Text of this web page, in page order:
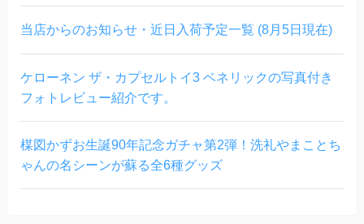
当店からのお知らせ・近日入荷予定一覧 (8月5日現在)
ケローネン ザ・カプセルトイ3 ベネリックの写真付き
フォトレビュー紹介です。
楳図かずお生誕90年記念ガチャ第2弾！洗礼やまことち
ゃんの名シーンが蘇る全6種グッズ